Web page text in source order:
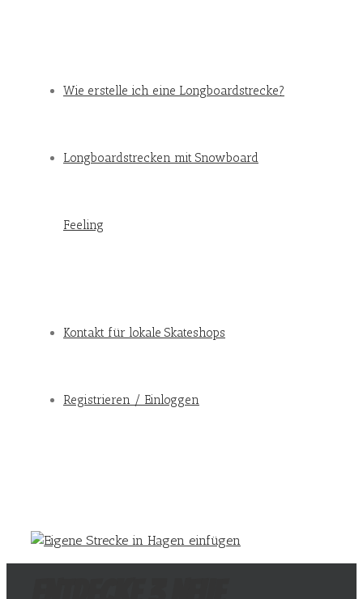
Wie erstelle ich eine Longboardstrecke?
Longboardstrecken mit Snowboard
Feeling
Kontakt für lokale Skateshops
Registrieren / Einloggen